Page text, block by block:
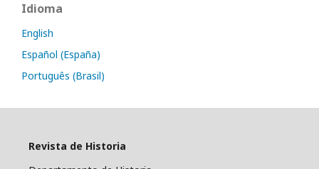
Idioma
English
Español (España)
Português (Brasil)
Revista de Historia